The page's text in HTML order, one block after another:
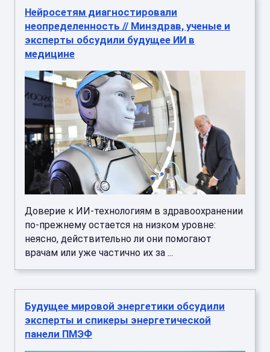
Нейросетям диагностировали
неопределенность // Минздрав, ученые и
эксперты обсудили будущее ИИ в
медицине
Доверие к ИИ-технологиям в здравоохранении
по-прежнему остается на низком уровне:
неясно, действительно ли они помогают
врачам или уже частично их за ...
Будущее мировой энергетики обсудили
эксперты и спикеры энергетической
панели ПМЭФ